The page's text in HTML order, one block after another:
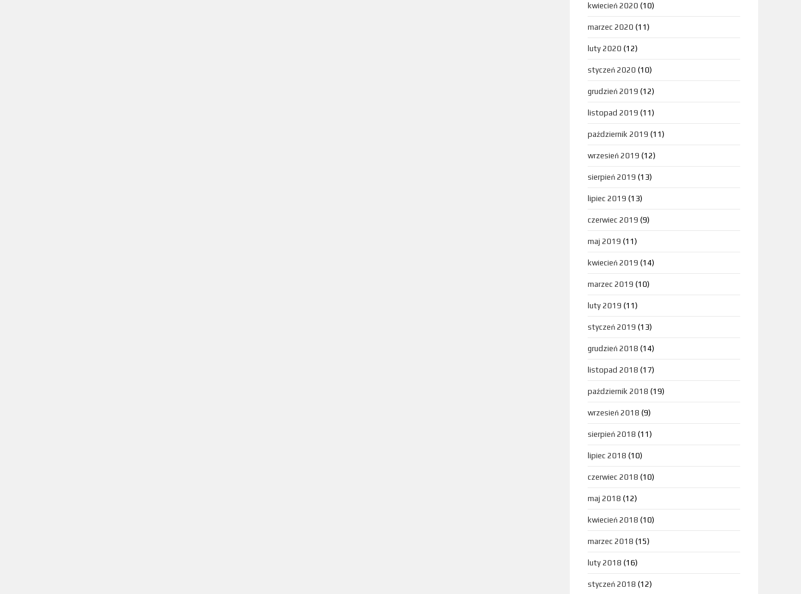
kwiecień 2020 (10)
marzec 2020 (11)
luty 2020 (12)
styczeń 2020 (10)
grudzień 2019 (12)
listopad 2019 (11)
październik 2019 (11)
wrzesień 2019 (12)
sierpień 2019 (13)
lipiec 2019 (13)
czerwiec 2019 (9)
maj 2019 (11)
kwiecień 2019 (14)
marzec 2019 (10)
luty 2019 (11)
styczeń 2019 (13)
grudzień 2018 (14)
listopad 2018 (17)
październik 2018 (19)
wrzesień 2018 (9)
sierpień 2018 (11)
lipiec 2018 (10)
czerwiec 2018 (10)
maj 2018 (12)
kwiecień 2018 (10)
marzec 2018 (15)
luty 2018 (16)
styczeń 2018 (12)